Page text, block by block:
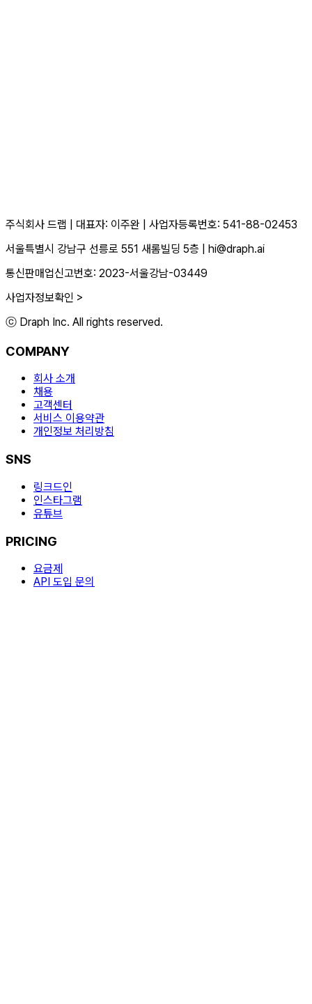
주식회사 드랩 대표자: 이주완
사업자등록번호: 541-88-02453
서울특별시 강남구 선릉로 551 새롬빌딩 5층
hi@draph.ai
통신판매업신고번호: 2023-서울강남-03449
사업자정보확인 >
ⓒ Draph Inc. All rights reserved.
COMPANY
회사 소개
채용
고객센터
서비스 이용약관
개인정보 처리방침
SNS
링크드인
인스타그램
유튜브
PRICING
요금제
API 도입 문의